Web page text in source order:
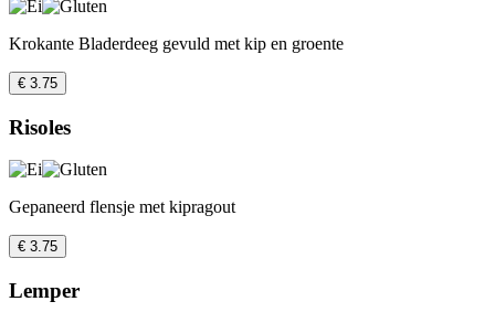
Krokante Bladerdeeg gevuld met kip en groente
€ 3.75
Risoles
Gepaneerd flensje met kipragout
€ 3.75
Lemper